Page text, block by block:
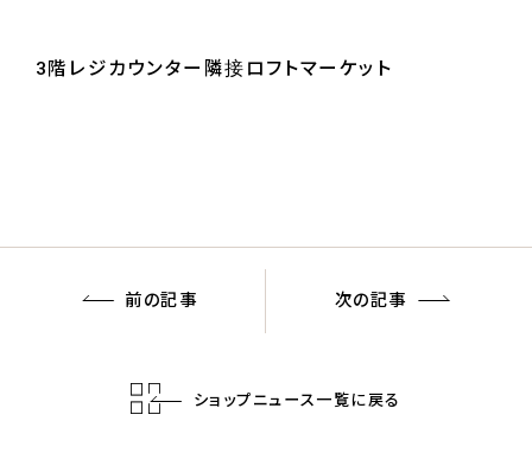
3階レジカウンター隣接ロフトマーケット
前の記事
ショップニュース一覧に戻る
次の記事